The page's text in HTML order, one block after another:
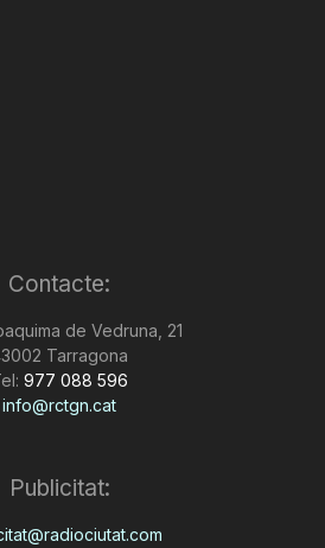
Contacte:
de Vedruna, 21
Tarragona
977 088 596
info@rctgn.cat
Publicitat: